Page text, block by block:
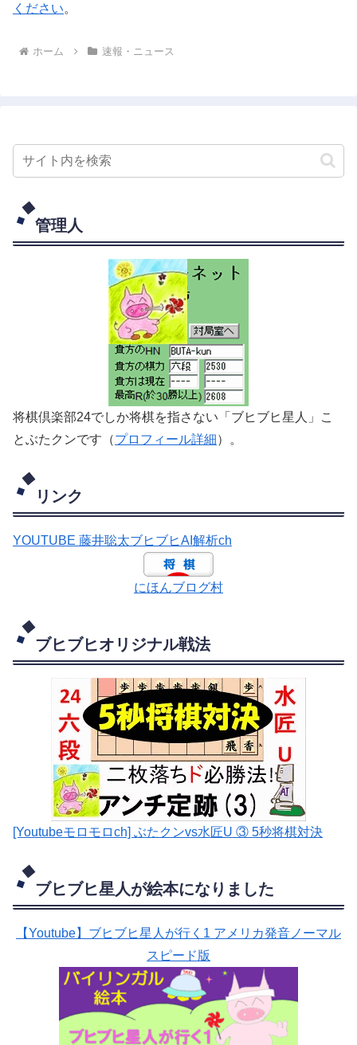
ください。
ホーム 速報・ニュース
管理人
将棋倶楽部24でしか将棋を指さない「ブヒブヒ星人」こ
とぶたクンです（プロフィール詳細）。
リンク
YOUTUBE 藤井聡太ブヒブヒAI解析ch
にほんブログ村
ブヒブヒオリジナル戦法
[Youtubeモロモロch] ぶたクンvs水匠U ③ 5秒将棋対決
ブヒブヒ星人が絵本になりました
【Youtube】ブヒブヒ星人が行く1 アメリカ発音ノーマル
スピード版